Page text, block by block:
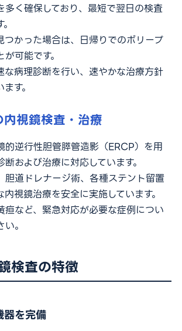
多く確保しており、最短で翌日の検査
つかった場合は、日帰りでのポリープ
可能です。
な病理診断を行い、速やかな治療方針
す。
視鏡検査・治療
的逆行性胆管膵管造影（ERCP）を用
および治療に対応しています。
胆道ドレナージ術、各種ステント留置
視鏡治療を安全に実施しています。
疸など、緊急対応が必要な症例につい
。
検査の特徴
器を完備